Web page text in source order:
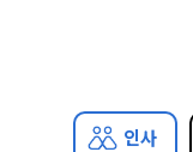
인사